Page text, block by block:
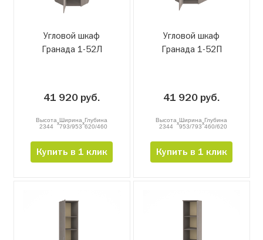
Угловой шкаф
Гранада 1-52Л
41 920 руб.
Высота
2344
xШирина
793/953xГлубина
620/460
Купить в 1 клик
Угловой шкаф
Гранада 1-52П
41 920 руб.
Высота
2344
xШирина
953/793xГлубина
460/620
Купить в 1 клик